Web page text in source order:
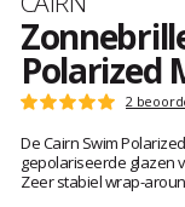
Polarized
Het
van
klanten
Score
:
5
op
2
De Cairn Swim
gepolariseerde glazen
Zeer stabiel wrap-